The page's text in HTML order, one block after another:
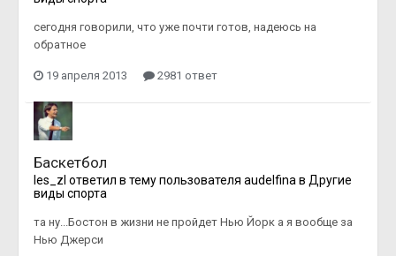
сегодня говорили, что уже почти готов, надеюсь на
обратное
19 апреля 2013 2981 ответ
Баскетбол
les_zl ответил в тему пользователя audelfina в Другие
виды спорта
та ну...Бостон в жизни не пройдет Нью Йорк а я вообще за
Нью Джерси